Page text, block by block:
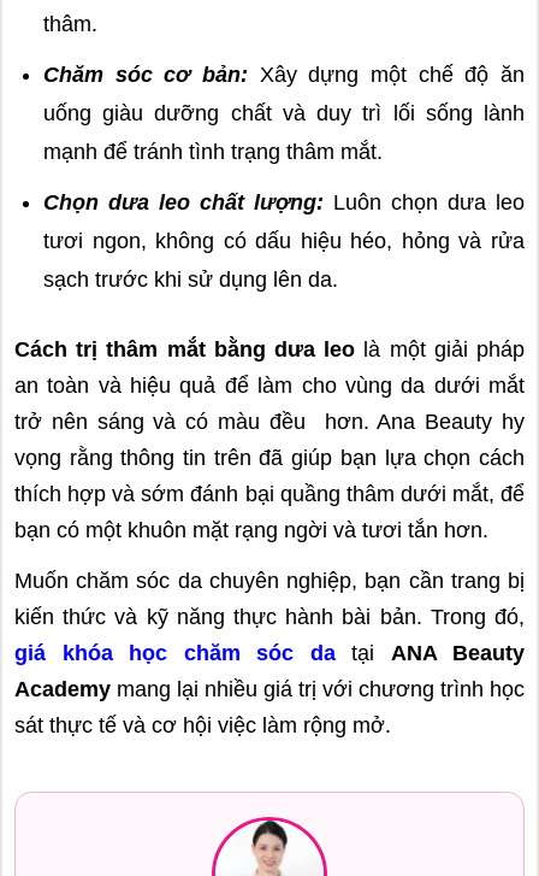
thâm.
Chăm sóc cơ bản: Xây dựng một chế độ ăn
uống giàu dưỡng chất và duy trì lối sống lành
mạnh để tránh tình trạng thâm mắt.
Chọn dưa leo chất lượng: Luôn chọn dưa leo
tươi ngon, không có dấu hiệu héo, hỏng và rửa
sạch trước khi sử dụng lên da.
Cách trị thâm mắt bằng dưa leo là một giải pháp
an toàn và hiệu quả để làm cho vùng da dưới mắt
trở nên sáng và có màu đều hơn. Ana Beauty hy
vọng rằng thông tin trên đã giúp bạn lựa chọn cách
thích hợp và sớm đánh bại quầng thâm dưới mắt, để
bạn có một khuôn mặt rạng ngời và tươi tắn hơn.
Muốn chăm sóc da chuyên nghiệp, bạn cần trang bị
kiến thức và kỹ năng thực hành bài bản. Trong đó,
giá khóa học chăm sóc datại ANA Beauty
Academy mang lại nhiều giá trị với chương trình học
sát thực tế và cơ hội việc làm rộng mở.